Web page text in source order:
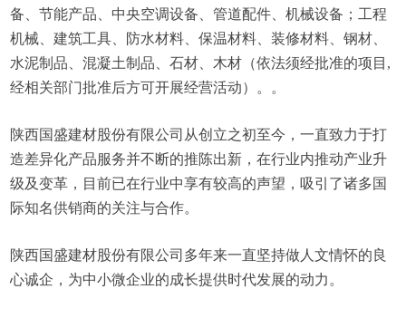
备、节能产品、中央空调设备、管道配件、机械设备；工程
机械、建筑工具、防水材料、保温材料、装修材料、钢材、
水泥制品、混凝土制品、石材、木材（依法须经批准的项目,
经相关部门批准后方可开展经营活动）。。
陕西国盛建材股份有限公司从创立之初至今，一直致力于打
造差异化产品服务并不断的推陈出新，在行业内推动产业升
级及变革，目前已在行业中享有较高的声望，吸引了诸多国
际知名供销商的关注与合作。
陕西国盛建材股份有限公司多年来一直坚持做人文情怀的良
心诚企，为中小微企业的成长提供时代发展的动力。